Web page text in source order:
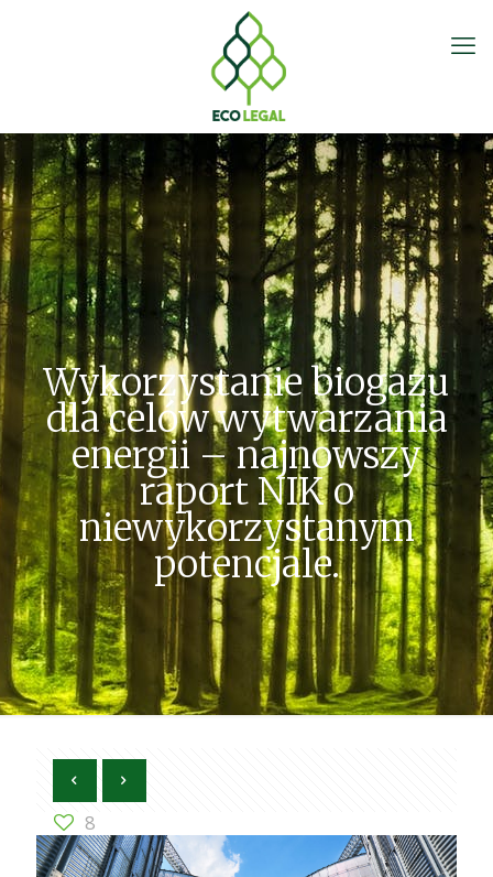
Wykorzystanie biogazu
dla celów wytwarzania
energii – najnowszy
raport NIK o
niewykorzystanym
potencjale.
8